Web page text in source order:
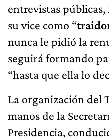
entrevistas
su vice como “
nunca le pidió la
seguirá formando
“hasta que ella lo
La organización del
manos de la
Presidencia,